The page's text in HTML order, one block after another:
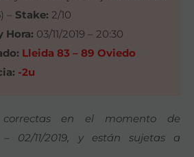
– Stake: 2/10
Hora: 03/11/2019 – 20:30
Lleida 83 – 89 Oviedo
-2u
en el momento de
– 02/11/2019, y están sujetas a